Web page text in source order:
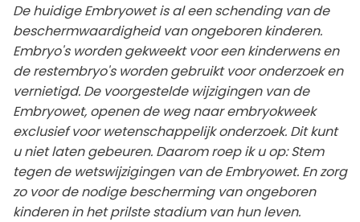
De huidige Embryowet is al een schending van de
beschermwaardigheid van ongeboren kinderen.
Embryo's worden gekweekt voor een kinderwens en
de restembryo's worden gebruikt voor onderzoek en
vernietigd. De voorgestelde wijzigingen van de
Embryowet, openen de weg naar embryokweek
exclusief voor wetenschappelijk onderzoek. Dit kunt
u niet laten gebeuren. Daarom roep ik u op: Stem
tegen de wetswijzigingen van de Embryowet. En zorg
zo voor de nodige bescherming van ongeboren
kinderen in het prilste stadium van hun leven.